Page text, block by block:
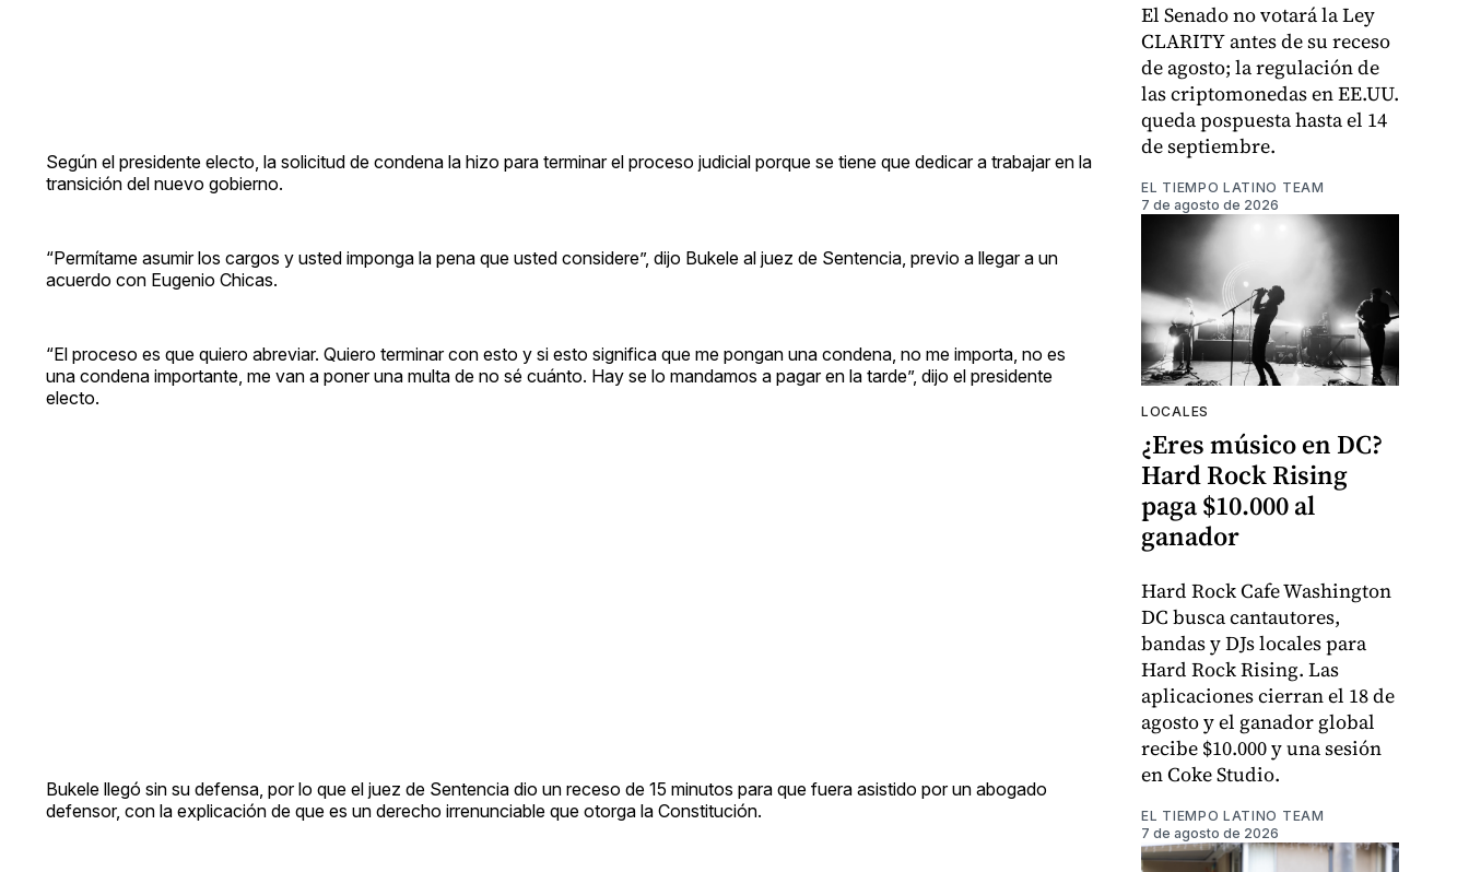
Según el presidente electo, la solicitud de condena la hizo para terminar el proceso judicial porque se tiene que dedicar a trabajar en la
transición del nuevo gobierno.
“Permítame asumir los cargos y usted imponga la pena que usted considere”, dijo Bukele al juez de Sentencia, previo a llegar a un
acuerdo con Eugenio Chicas.
“El proceso es que quiero abreviar. Quiero terminar con esto y si esto significa que me pongan una condena, no me importa, no es
una condena importante, me van a poner una multa de no sé cuánto. Hay se lo mandamos a pagar en la tarde”, dijo el presidente
electo.
Bukele llegó sin su defensa, por lo que el juez de Sentencia dio un receso de 15 minutos para que fuera asistido por un abogado
defensor, con la explicación de que es un derecho irrenunciable que otorga la Constitución.
El Senado no votará la Ley
CLARITY antes de su receso
de agosto; la regulación de
las criptomonedas en EE.UU.
queda pospuesta hasta el 14
de septiembre.
EL TIEMPO LATINO TEAM
7 de agosto de 2026
LOCALES
¿Eres músico en DC?
Hard Rock Rising
paga $10.000 al
ganador
Hard Rock Cafe Washington
DC busca cantautores,
bandas y DJs locales para
Hard Rock Rising. Las
aplicaciones cierran el 18 de
agosto y el ganador global
recibe $10.000 y una sesión
en Coke Studio.
EL TIEMPO LATINO TEAM
7 de agosto de 2026